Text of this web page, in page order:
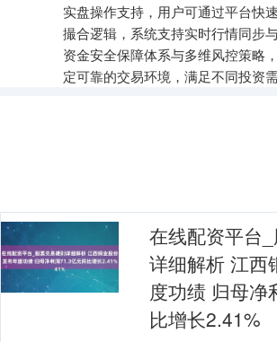
实盘操作支持，用户可通过平台快
撮合逻辑，系统支持实时行情同步
资金安全保障体系与多维风控策略
定可靠的交易环境，满足不同投资
在线配资平台
详细解析 江西
度功绩 归母净
比增长2.41%